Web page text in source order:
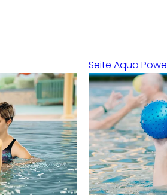
Seite Aqua